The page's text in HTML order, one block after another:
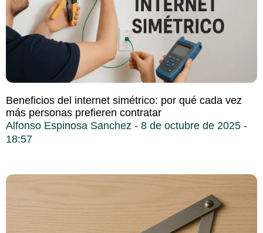
Beneficios del internet simétrico: por qué cada vez
más personas prefieren contratar
Alfonso Espinosa Sanchez
8 de octubre de 2025
18:57